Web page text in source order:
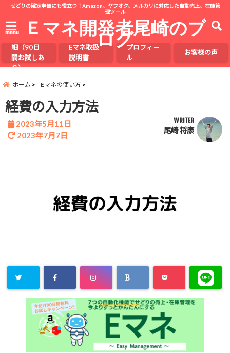
せどりの確定申告にも役立つ！Amazon、ヤフオク、メルカリに対応した自動売上、在庫管
理ツール
menu Ｅマネ開発者尾崎のブ
ログ
Eマネの詳
細（90日
間お試しあ
り）
Eマネ取扱
説明書
プロフィー
ル
お客様の声
ホーム Eマネの使い方
経費の入力方法
2023年5月11日
2023年7月7日
WRITER
尾崎 将康